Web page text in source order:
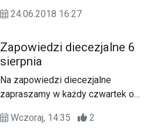
24.06.2018 16:27
Zapowiedzi diecezjalne 6
sierpnia
Na zapowiedzi diecezjalne
zapraszamy w każdy czwartek o
Wczoraj, 14:35
2